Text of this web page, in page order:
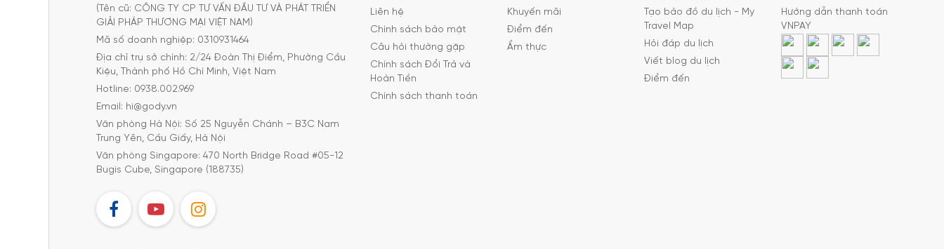
(Tên cũ: CÔNG TY CP TƯ VẤN ĐẦU TƯ VÀ PHÁT TRIỂN
GIẢI PHÁP THƯƠNG MẠI VIỆT NAM)
Mã số doanh nghiệp: 0310931464
Địa chỉ trụ sở chính: 2/24 Đoàn Thị Điểm, Phường Cầu
Kiệu, Thành phố Hồ Chí Minh, Việt Nam
Hotline: 0938.002.969
Email: hi@gody.vn
Văn phòng Hà Nội: Số 25 Nguyễn Chánh – B3C Nam
Trung Yên, Cầu Giấy, Hà Nội
Văn phòng Singapore: 470 North Bridge Road #05-12
Bugis Cube, Singapore (188735)
FB YT IG
Liên hệ
Chính sách bảo mật
Câu hỏi thường gặp
Chính sách Đổi Trả và
Hoàn Tiền
Chính sách thanh toán
Khuyến mãi
Điểm đến
Ẩm thực
Tạo bảo đồ du lịch - My
Travel Map
Hỏi đáp du lịch
Viết blog du lịch
Điểm đến
Hướng dẫn thanh toán
VNPAY